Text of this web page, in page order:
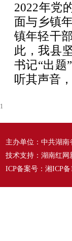
2022年党
面与乡镇
镇年轻干
此，我县
书记“出题
听其声音
1
主办单位：中共湖南
技术支持：湖南红网
ICP备案号： 湘ICP备